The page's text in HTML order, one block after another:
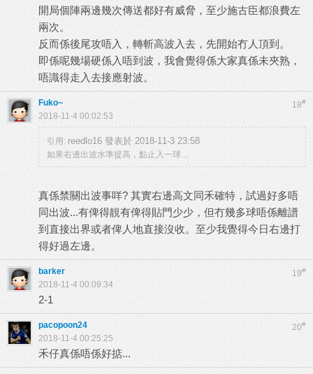
開局個陣兩邊幾次傳送都好有威脅，至少施古臣都浪費左
兩次。
反而係後尾攻唔入，轉斬高波入去，先開始冇人頂到。
即係呢幾場硬係入唔到波，我會覺得係大家真係未夾熟，
唔識得走入去接應射波。
18#
Fuko~
2018-11-4 00:02:53
引用: reedlo16 發表於 2018-11-3 23:58
如果右邊出波水準提高，點止入一球…
真係禁關出波事咩? 其實右邊高文同禾確特，試過好多唔
同出波...有俾得靚有俾得貼門少少，但冇幾多球唔係離譜
到直接出界或者俾人地直接沒收。至少我覺得今日右邊打
得好過左邊。
19#
barker
2018-11-4 00:09:34
2-1
20#
pacopoon24
2018-11-4 00:25:25
禾仔真係唔係好掂...